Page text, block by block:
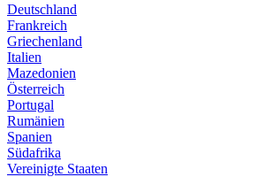
Deutschland
Frankreich
Griechenland
Italien
Mazedonien
Österreich
Portugal
Rumänien
Spanien
Südafrika
Vereinigte Staaten